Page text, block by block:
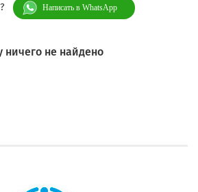
Написать в WhatsApp
не найдено